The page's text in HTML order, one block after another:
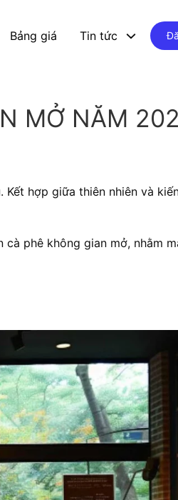
Bảng giá Tin tức
MỞ NĂM
hợp giữa thiên nhiên và
phê không gian mở, nhằm